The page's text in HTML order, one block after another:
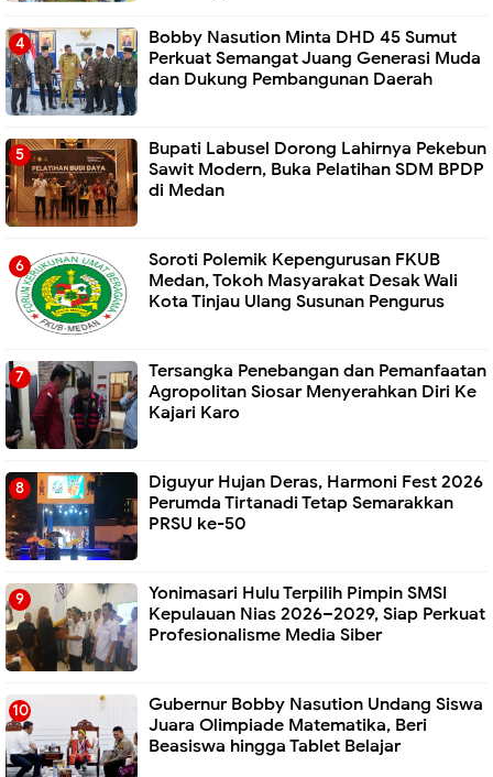
Bobby Nasution Minta DHD 45 Sumut
Perkuat Semangat Juang Generasi Muda
dan Dukung Pembangunan Daerah
Bupati Labusel Dorong Lahirnya Pekebun
Sawit Modern, Buka Pelatihan SDM BPDP
di Medan
Soroti Polemik Kepengurusan FKUB
Medan, Tokoh Masyarakat Desak Wali
Kota Tinjau Ulang Susunan Pengurus
Tersangka Penebangan dan Pemanfaatan
Agropolitan Siosar Menyerahkan Diri Ke
Kajari Karo
Diguyur Hujan Deras, Harmoni Fest 2026
Perumda Tirtanadi Tetap Semarakkan
PRSU ke-50
Yonimasari Hulu Terpilih Pimpin SMSI
Kepulauan Nias 2026–2029, Siap Perkuat
Profesionalisme Media Siber
Gubernur Bobby Nasution Undang Siswa
Juara Olimpiade Matematika, Beri
Beasiswa hingga Tablet Belajar